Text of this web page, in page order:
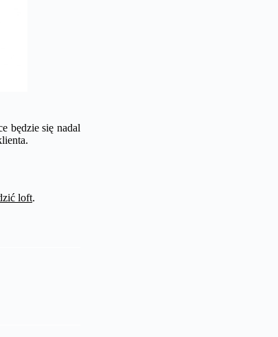
będzie się nadal
loft.